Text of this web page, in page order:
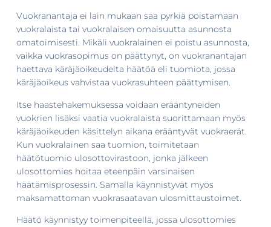
Vuokranantaja ei lain mukaan saa pyrkiä poistamaan
vuokralaista tai vuokralaisen omaisuutta asunnosta
omatoimisesti. Mikäli vuokralainen ei poistu asunnosta,
vaikka vuokrasopimus on päättynyt, on vuokranantajan
haettava käräjäoikeudelta häätöä eli tuomiota, jossa
käräjäoikeus vahvistaa vuokrasuhteen päättymisen.
Itse haastehakemuksessa voidaan erääntyneiden
vuokrien lisäksi vaatia vuokralaista suorittamaan myös
käräjäoikeuden käsittelyn aikana erääntyvät vuokraerät.
Kun vuokralainen saa tuomion, toimitetaan
häätötuomio ulosottovirastoon, jonka jälkeen
ulosottomies hoitaa eteenpäin varsinaisen
häätämisprosessin. Samalla käynnistyvät myös
maksamattoman vuokrasaatavan ulosmittaustoimet.
Häätö käynnistyy toimenpiteellä, jossa ulosottomies